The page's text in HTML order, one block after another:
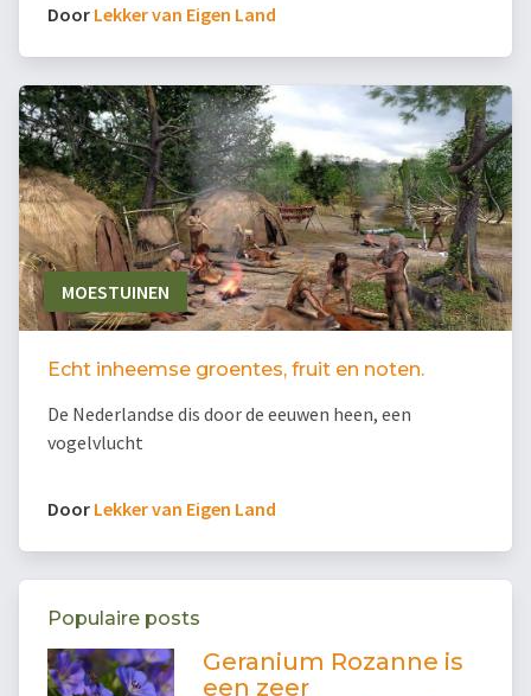
Door Lekker van Eigen Land
MOESTUINEN
Echt inheemse groentes, fruit en noten.
De Nederlandse dis door de eeuwen heen, een
vogelvlucht
Door Lekker van Eigen Land
Populaire posts
Geranium Rozanne is
een zeer